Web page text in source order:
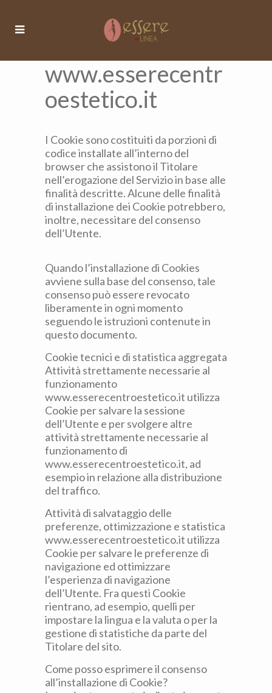
Cookie Policy di
www.esserecentr
oestetico.it
I Cookie sono costituiti da porzioni di
codice installate all’interno del
browser che assistono il Titolare
nell’erogazione del Servizio in base alle
finalità descritte. Alcune delle finalità
di installazione dei Cookie potrebbero,
inoltre, necessitare del consenso
dell’Utente.
Quando l’installazione di Cookies
avviene sulla base del consenso, tale
consenso può essere revocato
liberamente in ogni momento
seguendo le istruzioni contenute in
questo documento.
Cookie tecnici e di statistica aggregata
Attività strettamente necessarie al
funzionamento
www.esserecentroestetico.it utilizza
Cookie per salvare la sessione
dell’Utente e per svolgere altre
attività strettamente necessarie al
funzionamento di
www.esserecentroestetico.it, ad
esempio in relazione alla distribuzione
del traffico.
Attività di salvataggio delle
preferenze, ottimizzazione e statistica
www.esserecentroestetico.it utilizza
Cookie per salvare le preferenze di
navigazione ed ottimizzare
l’esperienza di navigazione
dell’Utente. Fra questi Cookie
rientrano, ad esempio, quelli per
impostare la lingua e la valuta o per la
gestione di statistiche da parte del
Titolare del sito.
Come posso esprimere il consenso
all’installazione di Cookie?